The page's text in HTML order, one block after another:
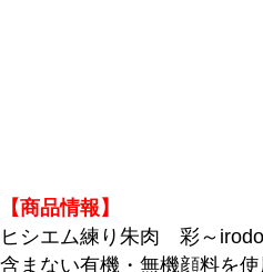
【商品情報】
ヒシエム練り朱肉 彩～
含まない有機・無機顔料を